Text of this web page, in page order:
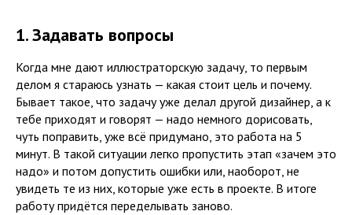
1. Задавать вопросы
Когда мне дают иллюстраторскую задачу, то первым
делом я стараюсь узнать — какая стоит цель и почему.
Бывает такое, что задачу уже делал другой дизайнер, а к
тебе приходят и говорят — надо немного дорисовать,
чуть поправить, уже всё придумано, это работа на 5
минут. В такой ситуации легко пропустить этап «зачем это
надо» и потом допустить ошибки или, наоборот, не
увидеть те из них, которые уже есть в проекте. В итоге
работу придётся переделывать заново.